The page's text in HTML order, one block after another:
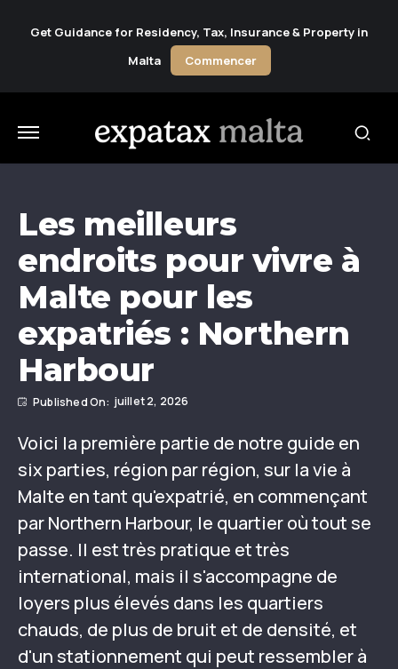
Get Guidance for Residency, Tax, Insurance & Property in
Malta
Commencer
Les meilleurs
endroits pour vivre à
Malte pour les
expatriés : Northern
Harbour
juillet 2, 2026
Voici la première partie de notre guide en
six parties, région par région, sur la vie à
Malte en tant qu'expatrié, en commençant
par Northern Harbour, le quartier où tout se
passe. Il est très pratique et très
international, mais il s'accompagne de
loyers plus élevés dans les quartiers
chauds, de plus de bruit et de densité, et
d'un stationnement qui peut ressembler à